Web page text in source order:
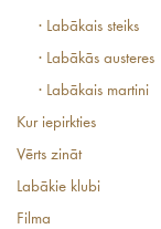
· Labākais steiks
· Labākās austeres
· Labākais martini
Kur iepirkties
Vērts zināt
Labākie klubi
Filma